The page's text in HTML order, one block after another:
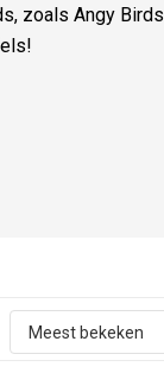
zoals Angy Birds